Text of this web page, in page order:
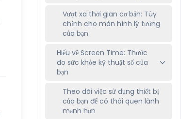
Vượt xa thời gian cơ bản: Tùy
chỉnh cho màn hình lý tưởng
của bạn
Hiểu về Screen Time: Thước
đo sức khỏe kỹ thuật số của
bạn
Theo dõi việc sử dụng thiết bị
của bạn để có thói quen lành
mạnh hơn